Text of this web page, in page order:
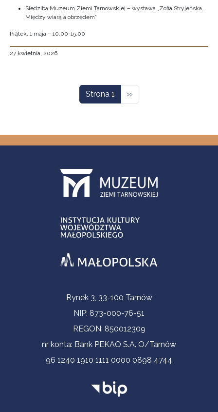
Siedziba Muzeum Ziemi Tarnowskiej – wystawa „Zofia Stryjeńska.
Między wiarą a obrzędem”
Piątek, 1 maja – 10:00-15:00
27 kwietnia, 2026
Strona 1 Następna strona
››
Informacje kontaktoweRynek 3, 33-100 Tarnów
NIP: 873-000-76-51
REGON: 850012309
nr konta: Bank PEKAO S.A. O/Tarnów
96 1240 1910 1111 0000 0898 4744